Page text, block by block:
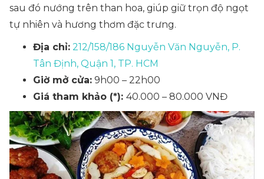
sau đó nướng trên than hoa, giúp giữ trọn độ ngọt
tự nhiên và hương thơm đặc trưng.
Địa chỉ: 212/158/186 Nguyễn Văn Nguyễn, P.
Tân Định, Quận 1, TP. HCM
Giờ mở cửa: 9h00 – 22h00
Giá tham khảo (*): 40.000 – 80.000 VNĐ